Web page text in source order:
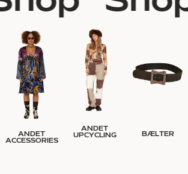
ANDET
ACCESSORIES
ANDET
UPCYCLING
BÆLTER